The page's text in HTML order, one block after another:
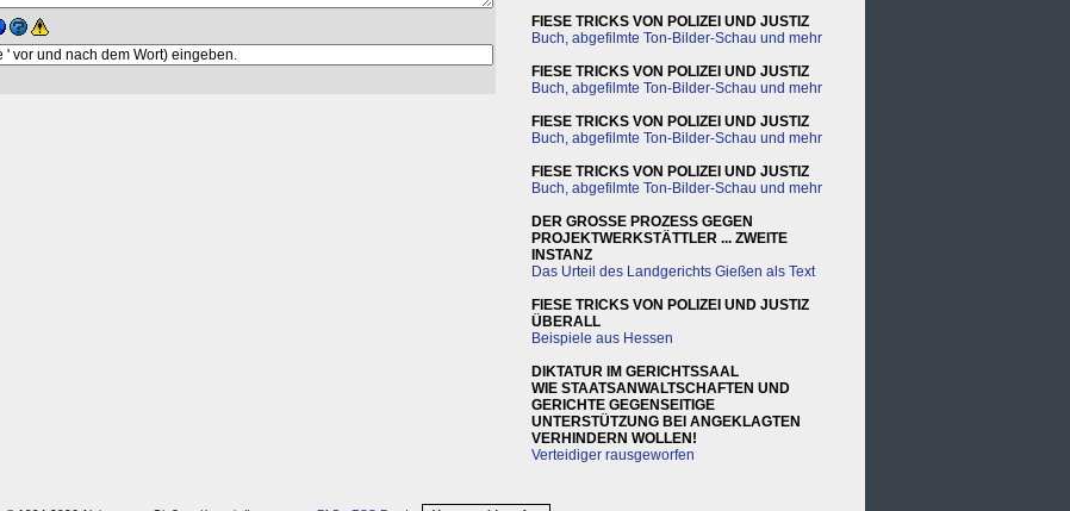
FIESE TRICKS VON POLIZEI UND JUSTIZ
Buch, abgefilmte Ton-Bilder-Schau und mehr
FIESE TRICKS VON POLIZEI UND JUSTIZ
Buch, abgefilmte Ton-Bilder-Schau und mehr
FIESE TRICKS VON POLIZEI UND JUSTIZ
Buch, abgefilmte Ton-Bilder-Schau und mehr
FIESE TRICKS VON POLIZEI UND JUSTIZ
Buch, abgefilmte Ton-Bilder-Schau und mehr
DER GROSSE PROZESS GEGEN
PROJEKTWERKSTÄTTLER ... ZWEITE
INSTANZ
Das Urteil des Landgerichts Gießen als Text
FIESE TRICKS VON POLIZEI UND JUSTIZ
ÜBERALL
Beispiele aus Hessen
DIKTATUR IM GERICHTSSAAL
WIE STAATSANWALTSCHAFTEN UND
GERICHTE GEGENSEITIGE
UNTERSTÜTZUNG BEI ANGEKLAGTEN
VERHINDERN WOLLEN!
Verteidiger rausgeworfen